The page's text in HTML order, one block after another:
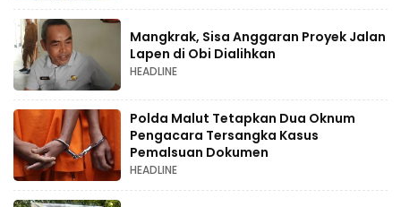
Mangkrak, Sisa Anggaran Proyek Jalan
Lapen di Obi Dialihkan
HEADLINE
Polda Malut Tetapkan Dua Oknum
Pengacara Tersangka Kasus
Pemalsuan Dokumen
HEADLINE